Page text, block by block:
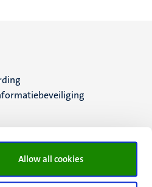
Allow all cookies